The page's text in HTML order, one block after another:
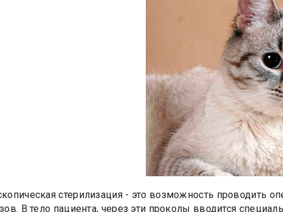
стерилизация - это возможность проводить
В тело пациента, через эти проколы вводится